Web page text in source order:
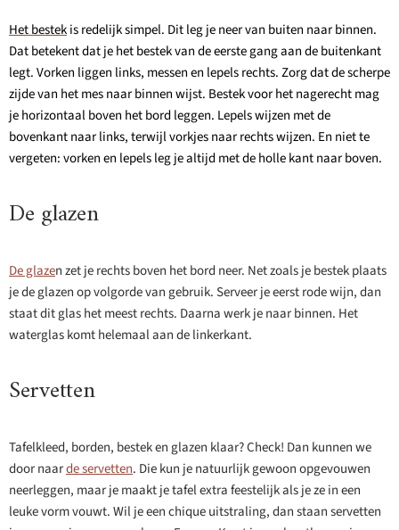
Het bestekis redelijk simpel. Dit leg je neer van buiten naar binnen.
Dat betekent dat je het bestek van de eerste gang aan de buitenkant
legt. Vorken liggen links, messen en lepels rechts. Zorg dat de scherpe
zijde van het mes naar binnen wijst. Bestek voor het nagerecht mag
je horizontaal boven het bord leggen. Lepels wijzen met de
bovenkant naar links, terwijl vorkjes naar rechts wijzen. En niet te
vergeten: vorken en lepels leg je altijd met de holle kant naar boven.
De glazen
De glazen zet je rechts boven het bord neer. Net zoals je bestek plaats
je de glazen op volgorde van gebruik. Serveer je eerst rode wijn, dan
staat dit glas het meest rechts. Daarna werk je naar binnen. Het
waterglas komt helemaal aan de linkerkant.
Servetten
Tafelkleed, borden, bestek en glazen klaar? Check! Dan kunnen we
door naarde servetten. Die kun je natuurlijk gewoon opgevouwen
neerleggen, maar je maakt je tafel extra feestelijk als je ze in een
leuke vorm vouwt. Wil je een chique uitstraling, dan staan servetten